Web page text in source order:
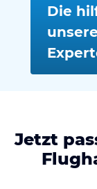
Die
Jetzt